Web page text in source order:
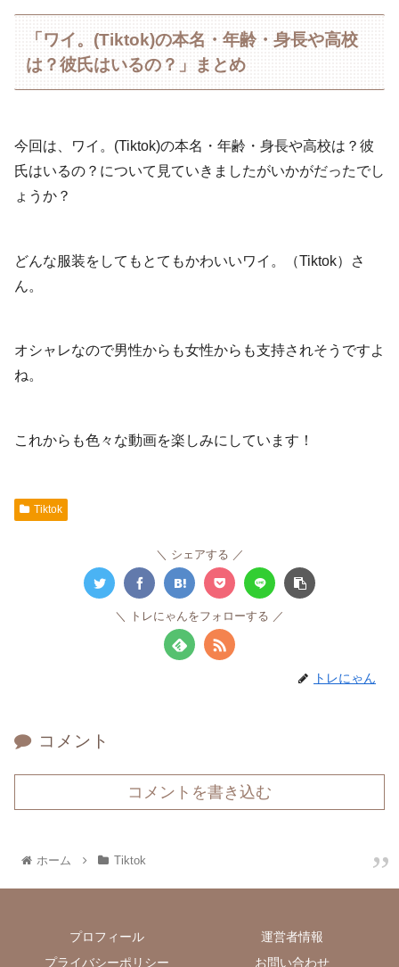
「ワイ。(Tiktok)の本名・年齢・身長や高校
は？彼氏はいるの？」まとめ
今回は、ワイ。(Tiktok)の本名・年齢・身長や高校は？彼
氏はいるの？について見ていきましたがいかがだったでし
ょうか？
どんな服装をしてもとてもかわいいワイ。（Tiktok）さ
ん。
オシャレなので男性からも女性からも支持されそうですよ
ね。
これからも色々な動画を楽しみにしています！
Tiktok
シェアする
トレにゃんをフォローする
トレにゃん
コメント
コメントを書き込む
ホーム Tiktok
プロフィール
運営者情報
プライバシーポリシー
お問い合わせ